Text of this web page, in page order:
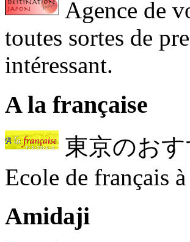
Agence de
toutes sortes de
intéressant.
A la française
東京のお
Ecole de français
Amidaji